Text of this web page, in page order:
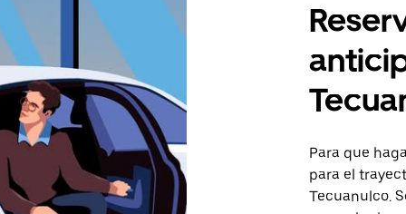
Para que
para el
Tecuanulco.